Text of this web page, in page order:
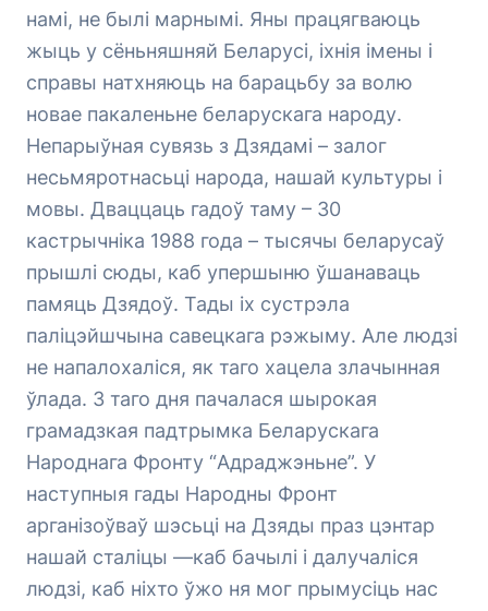
намі, не былі марнымі. Яны працягваюць
жыць у сёньняшняй Беларусі, іхнія імены і
справы натхняюць на барацьбу за волю
новае пакаленьне беларускага народу.
Непарыўная сувязь з Дзядамі – залог
несьмяротнасьці народа, нашай культуры і
мовы. Дваццаць гадоў таму – 30
кастрычніка 1988 года – тысячы беларусаў
прышлі сюды, каб упершыню ўшанаваць
памяць Дзядоў. Тады іх сустрэла
паліцэйшчына савецкага рэжыму. Але людзі
не напалохаліся, як таго хацела злачынная
ўлада. З таго дня пачалася шырокая
грамадзкая падтрымка Беларускага
Народнага Фронту “Адраджэньне”. У
наступныя гады Народны Фронт
арганізоўваў шэсьці на Дзяды праз цэнтар
нашай сталіцы —каб бачылі і далучаліся
людзі, каб ніхто ўжо ня мог прымусіць нас